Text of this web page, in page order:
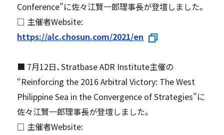
Conference”に佐々江賢一郎理事長が登壇しました。
□ 主催者Website:
https://alc.chosun.com/2021/en
■ 7月12日、Stratbase ADR Institute主催の
“Reinforcing the 2016 Arbitral Victory: The West
Philippine Sea in the Convergence of Strategies”に
佐々江賢一郎理事長が登壇しました。
□ 主催者Website: